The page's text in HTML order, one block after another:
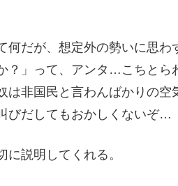
何だが、想定外の勢いに思わ
？」って、アンタ…こちとら
は非国民と言わんばかりの空
びだしてもおかしくないぞ…
説明してくれる。